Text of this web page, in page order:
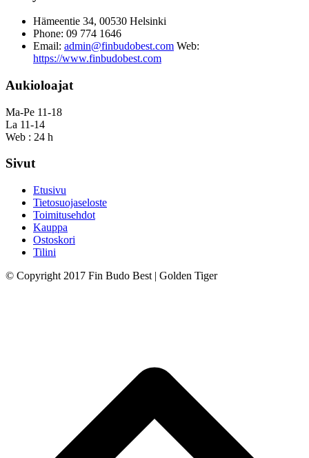
Hämeentie 34, 00530 Helsinki
Phone: 09 774 1646
Email: admin@finbudobest.com Web:
https://www.finbudobest.com
Aukioloajat
Ma-Pe 11-18
La 11-14
Web : 24 h
Sivut
Etusivu
Tietosuojaseloste
Toimitusehdot
Kauppa
Ostoskori
Tilini
© Copyright 2017 Fin Budo Best | Golden Tiger